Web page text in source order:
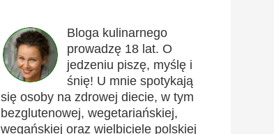
Bloga kulinarnego
prowadzę 18 lat. O
jedzeniu piszę, myślę i
śnię! U mnie spotykają
się osoby na zdrowej diecie, w tym
bezglutenowej, wegetariańskiej,
wegańskiej oraz wielbiciele polskiej